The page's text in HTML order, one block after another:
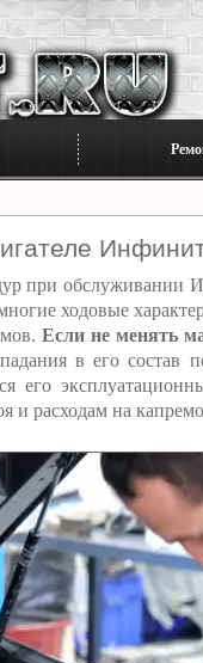
при обслуживании
ходовые
Если не менять
в его состав
его
и расходам на